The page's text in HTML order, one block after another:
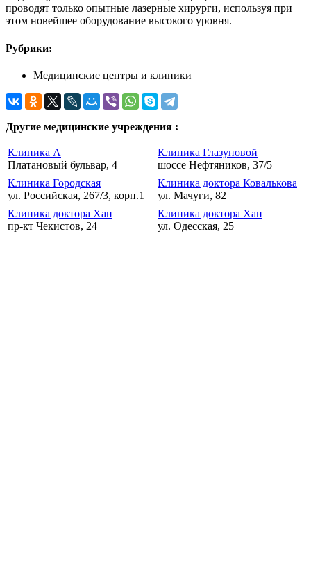
проводят только опытные лазерные хирурги, используя при
этом новейшее оборудование высокого уровня.
Рубрики:
Медицинские центры и клиники
Другие медицинские учреждения :
Клиника А
Платановый бульвар, 4
Клиника Глазуновой
шоссе Нефтяников, 37/5
Клиника Городская
ул. Российская, 267/3, корп.1
Клиника доктора Ковалькова
ул. Мачуги, 82
Клиника доктора Хан
пр-кт Чекистов, 24
Клиника доктора Хан
ул. Одесская, 25